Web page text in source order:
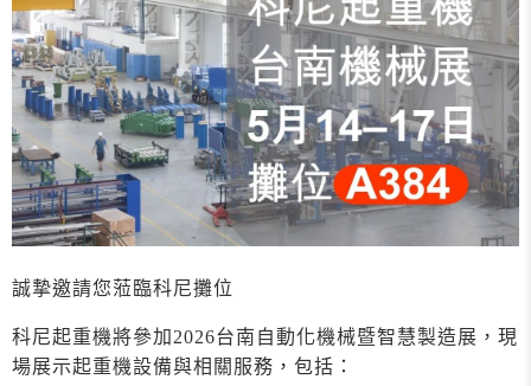
誠摯邀請您蒞臨科尼攤位
科尼起重機將參加2026台南自動化機械暨智慧製造展，現
場展示起重機設備與相關服務，包括：